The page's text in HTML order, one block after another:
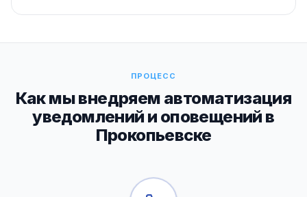
ПРОЦЕСС
Как мы внедряем автоматизация
уведомлений и оповещений в
Прокопьевске